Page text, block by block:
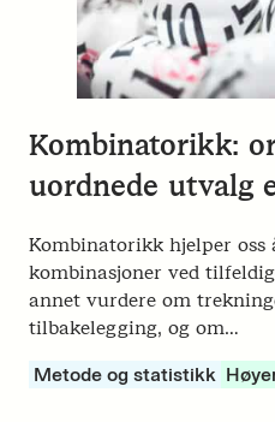
Kombinatorikk:
uordnede utvalg
Kombinatorikk hjelper oss
kombinasjoner ved
annet vurdere om
tilbakelegging, og om…
Metode og statistikk